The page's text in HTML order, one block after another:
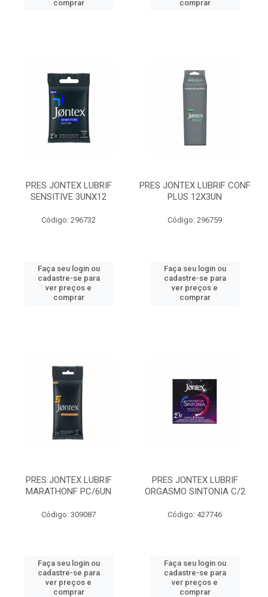
comprar comprar
PRES JONTEX LUBRIF
SENSITIVE 3UNX12
Código: 296732
Faça seu login ou
cadastre-se para
ver preços e
comprar
PRES JONTEX LUBRIF CONF
PLUS 12X3UN
Código: 296759
Faça seu login ou
cadastre-se para
ver preços e
comprar
PRES JONTEX LUBRIF
MARATHONF PC/6UN
Código: 309087
Faça seu login ou
cadastre-se para
ver preços e
comprar
PRES JONTEX LUBRIF
ORGASMO SINTONIA C/2
Código: 427746
Faça seu login ou
cadastre-se para
ver preços e
comprar